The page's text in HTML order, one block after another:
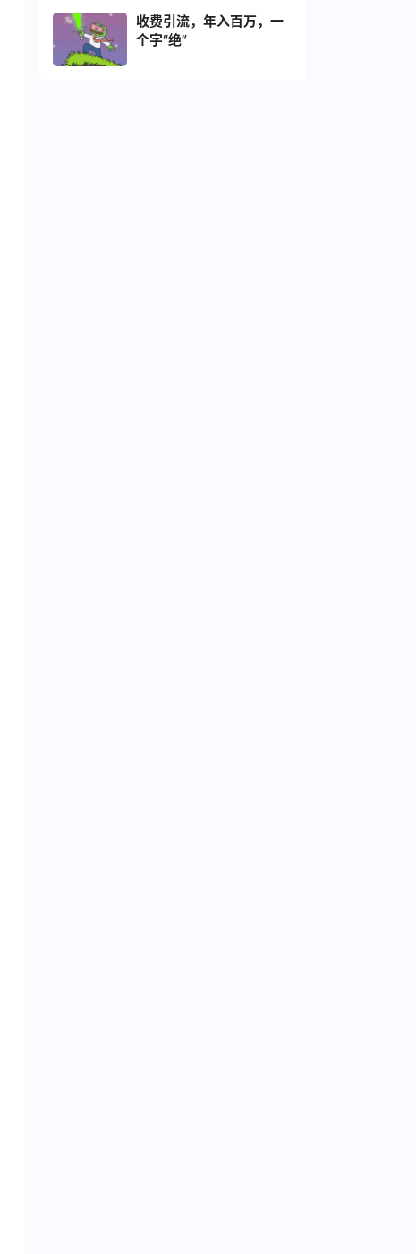
收费引流，年入百万，一
个字“绝”